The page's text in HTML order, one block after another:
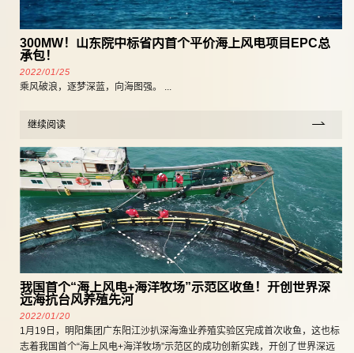
300MW！山东院中标省内首个平价海上风电项目EPC总
承包！
2022/01/25
乘风破浪，逐梦深蓝，向海图强。 ...
继续阅读
我国首个“海上风电+海洋牧场”示范区收鱼！开创世界深
远海抗台风养殖先河
2022/01/20
1月19日，明阳集团广东阳江沙扒深海渔业养殖实验区完成首次收鱼，这也标
志着我国首个“海上风电+海洋牧场”示范区的成功创新实践，开创了世界深远